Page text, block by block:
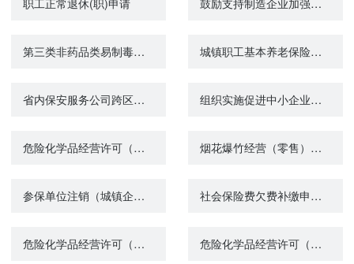
职工正常退休(职)申请 鼓励支持制造企业加强服务型制造发展政策咨询
第三类非药品类易制毒化学品经营备案 城镇职工基本养老保险关系转移接续申请
省内保安服务公司跨区经营备案查询 组织实施促进中小企业和民营经济发展政策咨询
危险化学品经营许可（延期） 烟花爆竹经营（零售）许可（首次办理、变更或延期）
参保单位注销（城镇企业职工基本养老保险） 社会保险费欠费补缴申报（城镇企业职工基本养老保险）
危险化学品经营许可（变更） 危险化学品经营许可（注销）